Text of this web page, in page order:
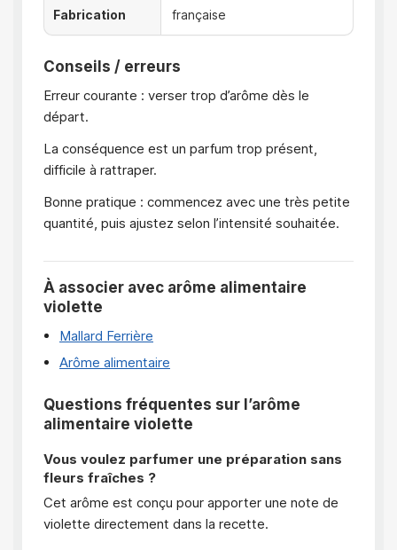
Fabrication française
Conseils / erreurs
Erreur courante : verser trop d’arôme dès le
départ.
La conséquence est un parfum trop présent,
difficile à rattraper.
Bonne pratique : commencez avec une très petite
quantité, puis ajustez selon l’intensité souhaitée.
À associer avec arôme alimentaire
violette
Mallard Ferrière
Arôme alimentaire
Questions fréquentes sur l’arôme
alimentaire violette
Vous voulez parfumer une préparation sans
fleurs fraîches ?
Cet arôme est conçu pour apporter une note de
violette directement dans la recette.